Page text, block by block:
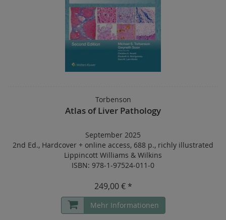
Torbenson
Atlas of Liver Pathology
September 2025
2nd Ed., Hardcover + online access, 688 p., richly illustrated
Lippincott Williams & Wilkins
ISBN: 978-1-97524-011-0
249,00 € *
Mehr Informationen